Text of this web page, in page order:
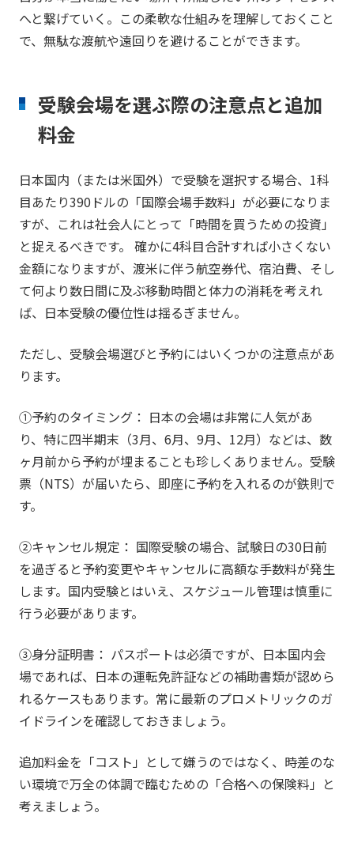
へと繋げていく。この柔軟な仕組みを理解しておくこと
で、無駄な渡航や遠回りを避けることができます。
受験会場を選ぶ際の注意点と追加
料金
日本国内（または米国外）で受験を選択する場合、1科
目あたり390ドルの「国際会場手数料」が必要になりま
すが、これは社会人にとって「時間を買うための投資」
と捉えるべきです。 確かに4科目合計すれば小さくない
金額になりますが、渡米に伴う航空券代、宿泊費、そし
て何より数日間に及ぶ移動時間と体力の消耗を考えれ
ば、日本受験の優位性は揺るぎません。
ただし、受験会場選びと予約にはいくつかの注意点があ
ります。
①予約のタイミング： 日本の会場は非常に人気があ
り、特に四半期末（3月、6月、9月、12月）などは、数
ヶ月前から予約が埋まることも珍しくありません。受験
票（NTS）が届いたら、即座に予約を入れるのが鉄則で
す。
②キャンセル規定： 国際受験の場合、試験日の30日前
を過ぎると予約変更やキャンセルに高額な手数料が発生
します。国内受験とはいえ、スケジュール管理は慎重に
行う必要があります。
③身分証明書： パスポートは必須ですが、日本国内会
場であれば、日本の運転免許証などの補助書類が認めら
れるケースもあります。常に最新のプロメトリックのガ
イドラインを確認しておきましょう。
追加料金を「コスト」として嫌うのではなく、時差のな
い環境で万全の体調で臨むための「合格への保険料」と
考えましょう。